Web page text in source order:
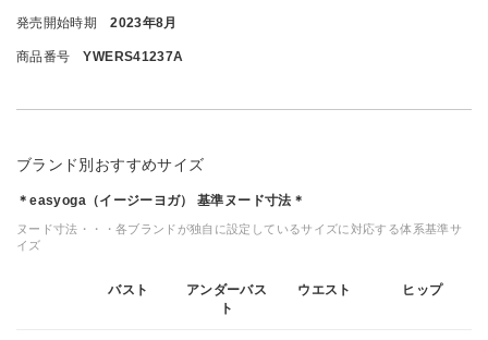
発売開始時期 2023年8月
商品番号 YWERS41237A
ブランド別おすすめサイズ
＊easyoga（イージーヨガ） 基準ヌード寸法＊
ヌード寸法・・・各ブランドが独自に設定しているサイズに対応する体系基準サ
イズ
バスト
アンダーバス
ト
ウエスト ヒップ